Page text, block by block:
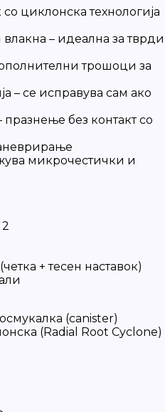
циклонска технологија
– идеална за тврди
трошоци за
– се исправува сам ако
без контакт со
микрочестички и
+ тесен наставок)
(canister)
(Radial Root Cyclone)